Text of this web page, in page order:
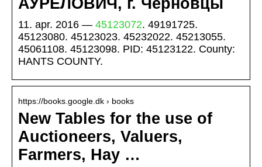
АУРЕЛОВИЧ, г. Черновцы
11. apr. 2016 — 45123072. 49191725.
45123080. 45123023. 45232022. 45213055.
45061108. 45123098. PID: 45123122. County:
HANTS COUNTY.
https://books.google.dk › books
New Tables for the use of
Auctioneers, Valuers,
Farmers, Hay …